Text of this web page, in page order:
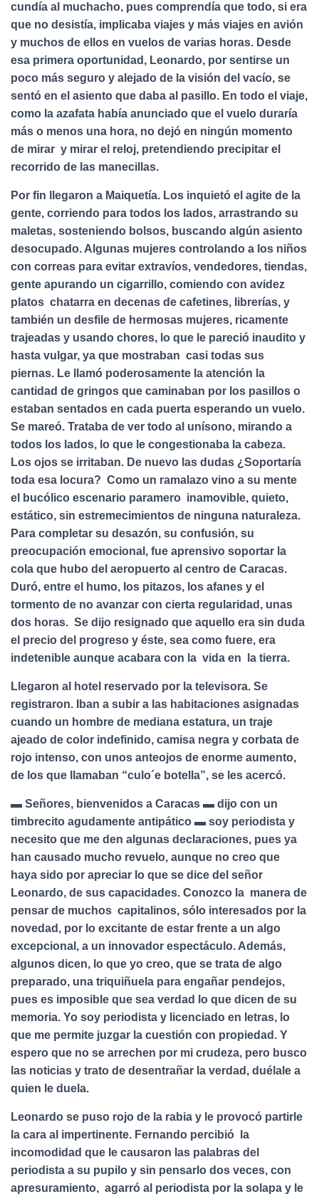
cundía al muchacho, pues comprendía que todo, si era
que no desistía, implicaba viajes y más viajes en avión
y muchos de ellos en vuelos de varias horas. Desde
esa primera oportunidad, Leonardo, por sentirse un
poco más seguro y alejado de la visión del vacío, se
sentó en el asiento que daba al pasillo. En todo el viaje,
como la azafata había anunciado que el vuelo duraría
más o menos una hora, no dejó en ningún momento
de mirar y mirar el reloj, pretendiendo precipitar el
recorrido de las manecillas.
Por fin llegaron a Maiquetía. Los inquietó el agite de la
gente, corriendo para todos los lados, arrastrando su
maletas, sosteniendo bolsos, buscando algún asiento
desocupado. Algunas mujeres controlando a los niños
con correas para evitar extravíos, vendedores, tiendas,
gente apurando un cigarrillo, comiendo con avidez
platos chatarra en decenas de cafetines, librerías, y
también un desfile de hermosas mujeres, ricamente
trajeadas y usando chores, lo que le pareció inaudito y
hasta vulgar, ya que mostraban casi todas sus
piernas. Le llamó poderosamente la atención la
cantidad de gringos que caminaban por los pasillos o
estaban sentados en cada puerta esperando un vuelo.
Se mareó. Trataba de ver todo al unísono, mirando a
todos los lados, lo que le congestionaba la cabeza.
Los ojos se irritaban. De nuevo las dudas ¿Soportaría
toda esa locura? Como un ramalazo vino a su mente
el bucólico escenario paramero inamovible, quieto,
estático, sin estremecimientos de ninguna naturaleza.
Para completar su desazón, su confusión, su
preocupación emocional, fue aprensivo soportar la
cola que hubo del aeropuerto al centro de Caracas.
Duró, entre el humo, los pitazos, los afanes y el
tormento de no avanzar con cierta regularidad, unas
dos horas. Se dijo resignado que aquello era sin duda
el precio del progreso y éste, sea como fuere, era
indetenible aunque acabara con la vida en la tierra.
Llegaron al hotel reservado por la televisora. Se
registraron. Iban a subir a las habitaciones asignadas
cuando un hombre de mediana estatura, un traje
ajeado de color indefinido, camisa negra y corbata de
rojo intenso, con unos anteojos de enorme aumento,
de los que llamaban “culo´e botella”, se les acercó.
▬ Señores, bienvenidos a Caracas ▬ dijo con un
timbrecito agudamente antipático ▬ soy periodista y
necesito que me den algunas declaraciones, pues ya
han causado mucho revuelo, aunque no creo que
haya sido por apreciar lo que se dice del señor
Leonardo, de sus capacidades. Conozco la manera de
pensar de muchos capitalinos, sólo interesados por la
novedad, por lo excitante de estar frente a un algo
excepcional, a un innovador espectáculo. Además,
algunos dicen, lo que yo creo, que se trata de algo
preparado, una triquiñuela para engañar pendejos,
pues es imposible que sea verdad lo que dicen de su
memoria. Yo soy periodista y licenciado en letras, lo
que me permite juzgar la cuestión con propiedad. Y
espero que no se arrechen por mi crudeza, pero busco
las noticias y trato de desentrañar la verdad, duélale a
quien le duela.
Leonardo se puso rojo de la rabia y le provocó partirle
la cara al impertinente. Fernando percibió la
incomodidad que le causaron las palabras del
periodista a su pupilo y sin pensarlo dos veces, con
apresuramiento, agarró al periodista por la solapa y le